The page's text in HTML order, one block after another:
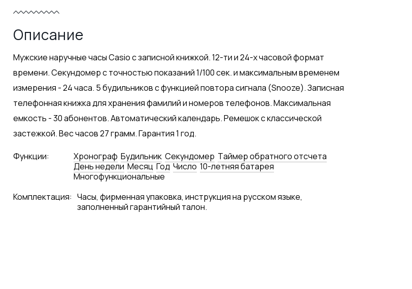
Описание
Мужские наручные часы Casio с записной книжкой. 12-ти и 24-х часовой формат
времени. Секундомер с точностью показаний 1/100 сек. и максимальным временем
измерения - 24 часа. 5 будильников с функцией повтора сигнала (Snooze). Записная
телефонная книжка для хранения фамилий и номеров телефонов. Максимальная
емкость - 30 абонентов. Автоматический календарь. Ремешок с классической
застежкой. Вес часов 27 грамм. Гарантия 1 год.
Функции: Хронограф Будильник Секундомер Tаймер обратного отсчета
День недели Месяц Год Число 10-летняя батарея
Многофункциональные
Комплектация: Часы, фирменная упаковка, инструкция на русском языке,
заполненный гарантийный талон.